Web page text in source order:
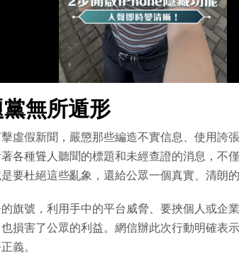
影
片
無所遁形
虛假新聞，嚴懲那些編造不實信息、使用誇
各種聳人聽聞的標題和未經查證的消息，不
要杜絕這些亂象，還給公眾一個真實、清朗的
旗號，利用手中的平台威脅、要挾個人或企
損害了公眾的利益。網信辦此次行動明確表
義。